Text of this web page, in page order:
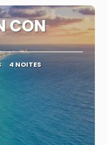
CON
4 NOITES